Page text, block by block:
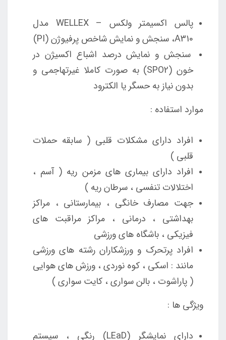
پالس اکسیمتر ولکس – WELLEX مدل
A310، سنجش و نمایش شاخص پرفیوژن (PI)
سنجش و نمایش درصد اشباع اکسیژن در
خون (SPO2) به صورت کاملا غیرتهاجمی و
بدون نیاز به حسگر یا الکترود
موارد استفاده :
افراد دارای مشکلات قلبی ( سابقه حملات
قلبی )
افراد دارای بیماری های مزمن ریه ( آسم ،
اختلالات تنفسی ، سرطان ریه )
جهت مصارف خانگی ، بیمارستانی ، مراکز
بهداشتی ، درمانی ، مراکز مراقبت های
فیزیکی ، باشگاه های ورزشی
افراد پرتحرک و ورزشکاران رشته های ورزشی
مانند : اسکی ، کوه نوردی ، ورزش های هوایی
( پاراشوت ، بالن سواری ، کایت سواری )
ویژگی ها :
دارای نمایشگر (LEaD) رنگی ، سیستم